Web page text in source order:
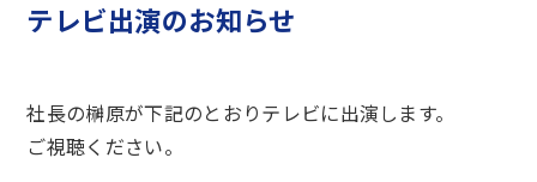
テレビ出演のお知らせ
社長の榊原が下記のとおりテレビに出演します。
ご視聴ください。